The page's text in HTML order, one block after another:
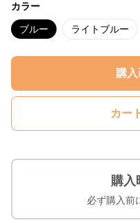
カラー
ブルー ライトブルー
購
カー
購入
必ず購入前